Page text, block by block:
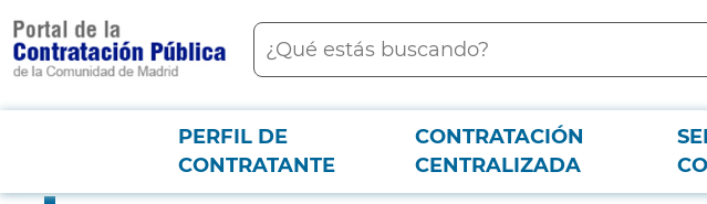
contenido
principal
Buscar
Menú PCON
PERFIL DE
CONTRATANTE
CONTRATACIÓN
CENTRALIZADA
Reforma y acondicionamiento de cubiertas en centros educativos de la Comunidad de Madrid